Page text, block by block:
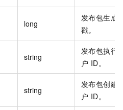
long
发布包生成
戳。
string
发布包执行
户 ID。
string
发布包创建
户 ID。